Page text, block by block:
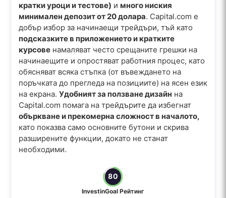
кратки уроци и тестове) и много ниския
минимален депозит от 20 долара. Capital.com е
добър избор за начинаещи трейдъри, тъй като
подсказките в приложението и кратките
курсовенамаляват често срещаните грешки на
начинаещите и опростяват работния процес, като
обясняват всяка стъпка (от въвеждането на
поръчката до прегледа на позициите) на ясен език
на екрана. Удобният за ползване дизайн на
Capital.com помага на трейдърите да избегнат
объркване и прекомерна сложност в началото,
като показва само основните бутони и скрива
разширените функции, докато не станат
необходими.
80
InvestinGoal Рейтинг